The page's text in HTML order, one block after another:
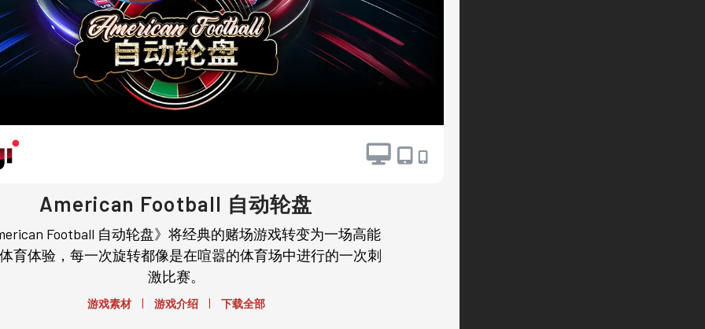
American Football 自动轮盘
Football 自动轮盘》将经典的赌场游戏转变为一场高能
育体验，每一次旋转都像是在喧嚣的体育场中进行的一次刺
激比赛。
游戏素材 | 游戏介绍 | 下载全部